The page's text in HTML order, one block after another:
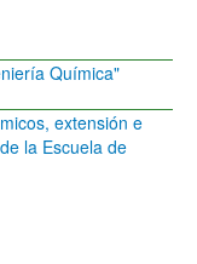
Química"
extensión e
la Escuela de